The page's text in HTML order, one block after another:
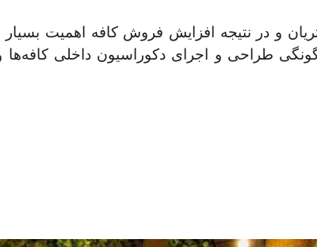
و در نتیجه افزایش فروش کافه اهمیت بسیار
طراحی و اجرای دکوراسیون داخلی